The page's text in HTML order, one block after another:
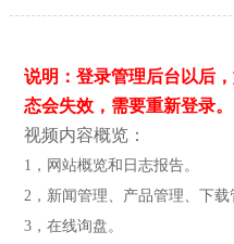
说明：登录管理后台以后
态会失效，需要重新登录。
视频内容概览：
1，网站概览和日志报告。
2，新闻管理、产品管理 、下载
3，在线询盘。